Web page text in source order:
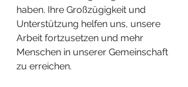
haben. Ihre Großzügigkeit und
Unterstützung helfen uns, unsere
Arbeit fortzusetzen und mehr
Menschen in unserer Gemeinschaft
zu erreichen.